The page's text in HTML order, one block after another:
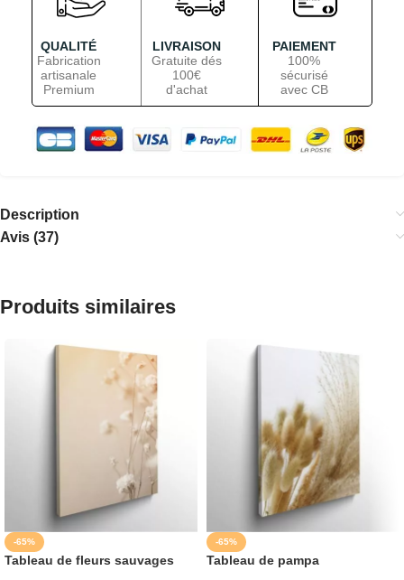
QUALITÉ
Fabrication
artisanale
Premium
LIVRAISON
Gratuite dés
100€
d'achat
PAIEMENT
100%
sécurisé
avec CB
Description
Avis (37)
Produits similaires
-65%
Tableau de fleurs sauvages
-65%
Tableau de pampa